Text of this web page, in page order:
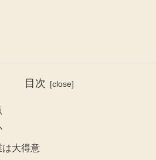
目次
は大得意